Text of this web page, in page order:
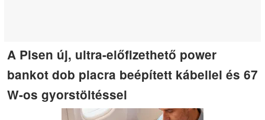
A Pisen új, ultra-előfizethető power
bankot dob piacra beépített kábellel és 67
W-os gyorstöltéssel